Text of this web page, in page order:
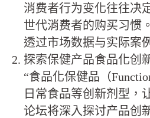
消费者行为变化往往决
世代消费者的购买习惯。
透过市场数据与实际案
探索保健产品食品化创
“食品化保健品（
日常食品等创新剂型，
论坛将深入探讨产品创